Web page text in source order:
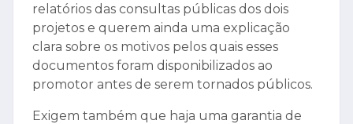
relatórios das consultas públicas dos dois
projetos e querem ainda uma explicação
clara sobre os motivos pelos quais esses
documentos foram disponibilizados ao
promotor antes de serem tornados públicos.
Exigem também que haja uma garantia de